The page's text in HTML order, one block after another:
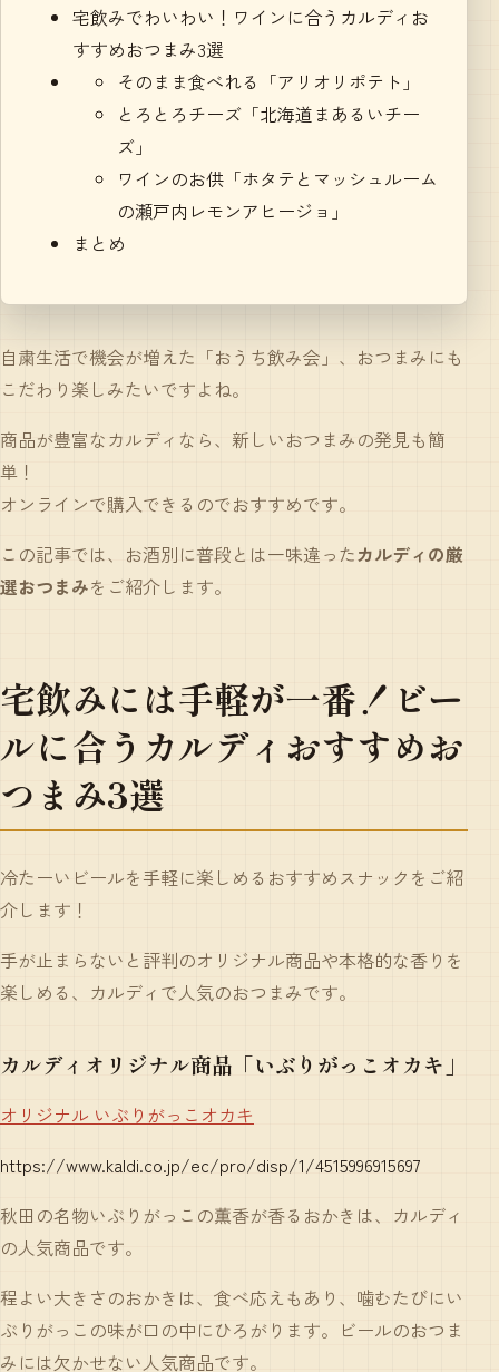
宅飲みでわいわい！ワインに合うカルディお
すすめおつまみ3選
そのまま食べれる「アリオリポテト」
とろとろチーズ「北海道まあるいチー
ズ」
ワインのお供「ホタテとマッシュルーム
の瀬戸内レモンアヒージョ」
まとめ
自粛生活で機会が増えた「おうち飲み会」、おつまみにも
こだわり楽しみたいですよね。
商品が豊富なカルディなら、新しいおつまみの発見も簡
単！
オンラインで購入できるのでおすすめです。
この記事では、お酒別に普段とは一味違ったカルディの厳
選おつまみをご紹介します。
宅飲みには手軽が一番！ビー
ルに合うカルディおすすめお
つまみ3選
冷たーいビールを手軽に楽しめるおすすめスナックをご紹
介します！
手が止まらないと評判のオリジナル商品や本格的な香りを
楽しめる、カルディで人気のおつまみです。
カルディオリジナル商品「いぶりがっこオカキ」
オリジナル いぶりがっこオカキ
https://www.kaldi.co.jp/ec/pro/disp/1/4515996915697
秋田の名物いぶりがっこの薫香が香るおかきは、カルディ
の人気商品です。
程よい大きさのおかきは、食べ応えもあり、噛むたびにい
ぶりがっこの味が口の中にひろがります。ビールのおつま
みには欠かせない人気商品です。